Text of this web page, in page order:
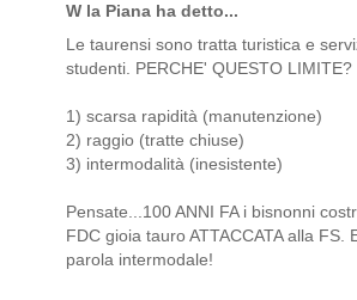
W la Piana ha detto...
Le taurensi sono tratta turistica e
studenti. PERCHE' QUESTO LIMITE?
1) scarsa rapidità (manutenzione)
2) raggio (tratte chiuse)
3) intermodalità (inesistente)
Pensate...100 ANNI FA i bisnonni
FDC gioia tauro ATTACCATA alla FS.
parola intermodale!